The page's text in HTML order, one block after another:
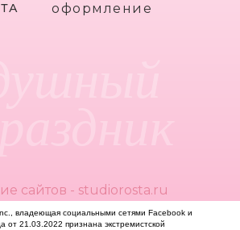
сайтов - studiorosta.ru
оформление
владеющая социальными сетями Facebook и
от 21.03.2022 признана экстремистской